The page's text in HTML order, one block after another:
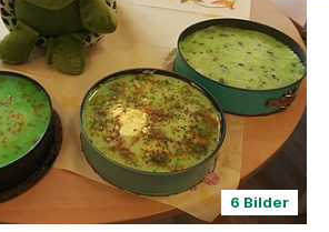
6 Bilder